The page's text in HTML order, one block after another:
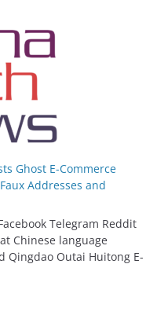
Ghost E-Commerce
Addresses and
Telegram Reddit
Chinese language
Qingdao Outai Huitong E-